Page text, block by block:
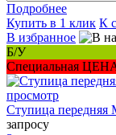
Подробнее
Купить в 1 клик К
В избранное
Б/У
Специальная
просмотр
Ступица передняя
запросу